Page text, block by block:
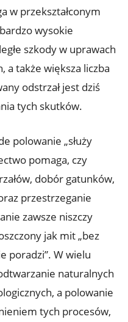
w przekształconym
wysokie
szkody w uprawach
a także większa liczba
odstrzał jest dziś
tych skutków.
polowanie „służy
pomaga, czy
dobór gatunków,
przestrzeganie
zawsze niszczy
jak mit „bez
poradzi”. W wielu
naturalnych
a polowanie
tych procesów,